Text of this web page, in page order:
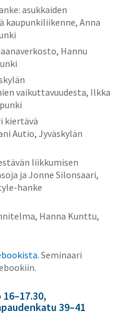
asukkaiden
kaupunkiliikenne, Anna
Hannu
vaikuttavuudesta, Ilkka
kiertävä
Autio, Jyväskylän
liikkumisen
ja Jonne Silonsaari,
hanke
Hanna Kunttu,
. Seminaari
39–41